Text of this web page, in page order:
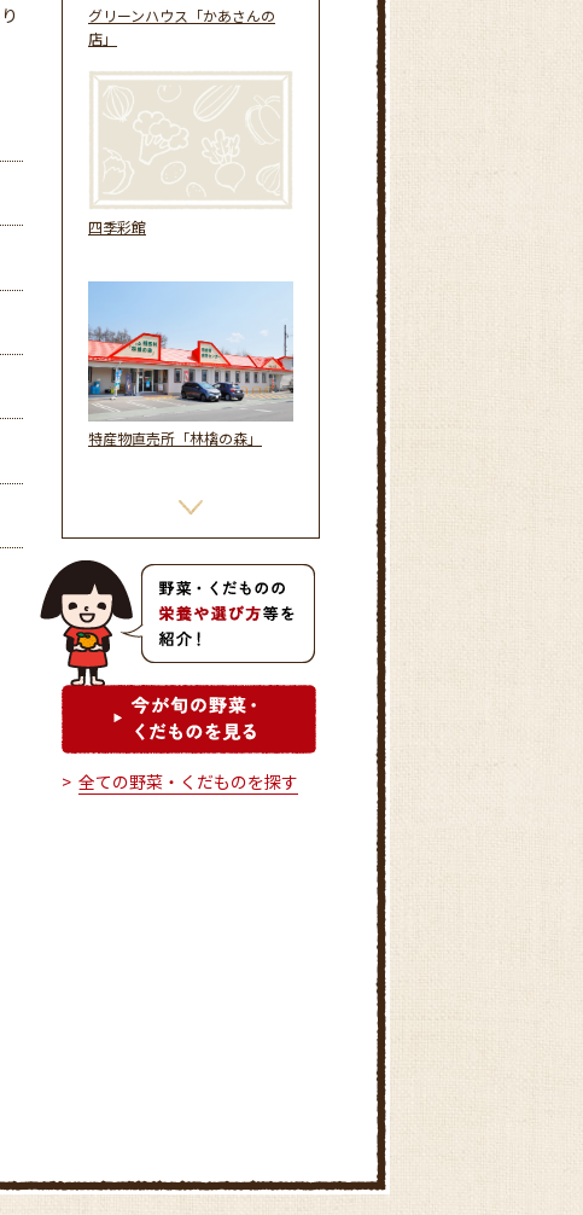
グリーンハウス「かあさんの
店」
四季彩館
特産物直売所「林檎の森」
国土交通省指定「道の駅」ひろ
さき サンフェスタいしかわ
全ての野菜・くだものを探す